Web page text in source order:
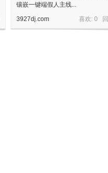
镶嵌一键端假人主线...
喜欢: 0
3927dj.com